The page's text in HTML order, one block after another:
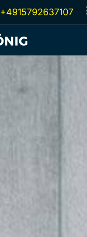
+4915792637107